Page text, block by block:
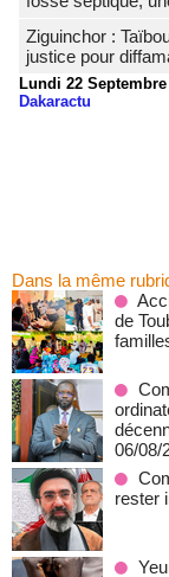
Ziguinchor :
justice pour
Lundi 22 Septembre
Dakaractu
Dans la même
de
06/08/
rester